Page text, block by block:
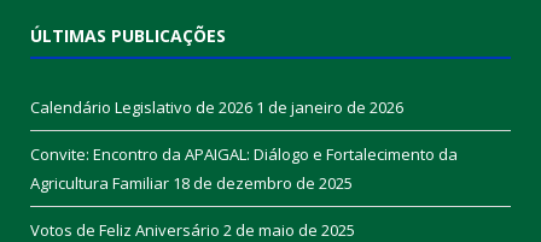
ÚLTIMAS PUBLICAÇÕES
Calendário Legislativo de 2026 1 de janeiro de 2026
Convite: Encontro da APAIGAL: Diálogo e Fortalecimento da
Agricultura Familiar 18 de dezembro de 2025
Votos de Feliz Aniversário 2 de maio de 2025